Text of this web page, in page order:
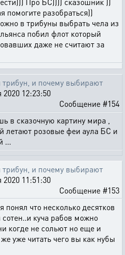
помогите разобраться))
в трибуны выбрать чела из
побил флот который
даже не считают за
трибун, и почему выбирают
2020 12:23:50
Сообщение #154
в сказочную картину мира ,
летают розовые феи аула БС и
...
трибун, и почему выбирают
2020 11:51:30
Сообщение #153
понял что несколько десятков
куча рабов можно
когде не сольют но еще и
уже читать чего вы как нубы